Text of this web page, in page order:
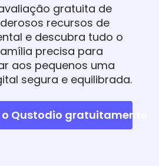
gratuita de
recursos de
e descubra tudo o
precisa para
aos pequenos uma
segura e equilibrada.
o Qustodio gratuitamente